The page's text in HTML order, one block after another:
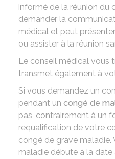
informé de la réunion du
demander la
médical et peut
ou assister à la réunion
Le conseil médical vous
transmet également à
Si vous demandez un
pendant un congé de
pas, contrairement à un
requalification de votre
congé de grave
maladie débute à la